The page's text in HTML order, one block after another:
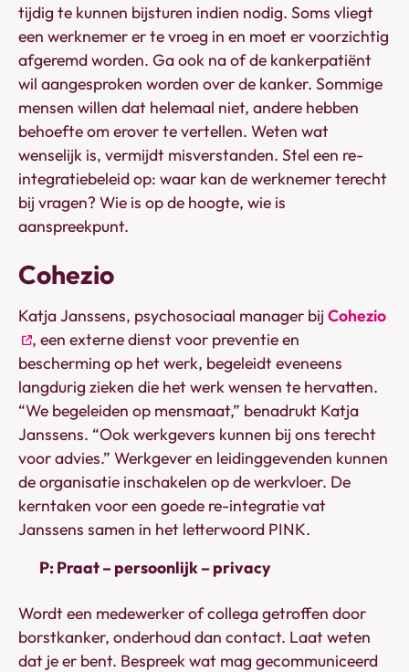
tijdig te kunnen bijsturen indien nodig. Soms vliegt
een werknemer er te vroeg in en moet er voorzichtig
afgeremd worden. Ga ook na of de kankerpatiënt
wil aangesproken worden over de kanker. Sommige
mensen willen dat helemaal niet, andere hebben
behoefte om erover te vertellen. Weten wat
wenselijk is, vermijdt misverstanden. Stel een re-
integratiebeleid op: waar kan de werknemer terecht
bij vragen? Wie is op de hoogte, wie is
aanspreekpunt.
Cohezio
Katja Janssens, psychosociaal manager bij Cohezio
, een externe dienst voor preventie en
bescherming op het werk, begeleidt eveneens
langdurig zieken die het werk wensen te hervatten.
“We begeleiden op mensmaat,” benadrukt Katja
Janssens. “Ook werkgevers kunnen bij ons terecht
voor advies.” Werkgever en leidinggevenden kunnen
de organisatie inschakelen op de werkvloer. De
kerntaken voor een goede re-integratie vat
Janssens samen in het letterwoord PINK.
P: Praat – persoonlijk – privacy
Wordt een medewerker of collega getroffen door
borstkanker, onderhoud dan contact. Laat weten
dat je er bent. Bespreek wat mag gecommuniceerd